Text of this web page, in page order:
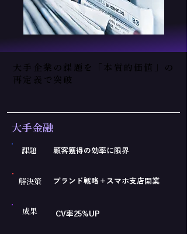
大手企業の課題を「本質的価値」の
再定義で突破
​大手金融
課題 顧客獲得の効率に限界
解決策 ブランド戦略＋スマホ支店開業
成果 CV率25%UP